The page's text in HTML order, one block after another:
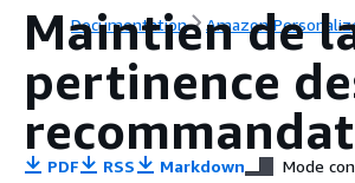
Documentation Amazon
Maintien de
pertinence
PDF RSS Markdown Mode